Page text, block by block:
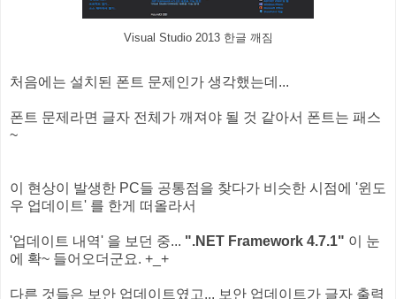
Visual Studio 2013 한글 깨짐
처음에는 설치된 폰트 문제인가 생각했는데...
폰트 문제라면 글자 전체가 깨져야 될 것 같아서 폰트는 패스
~
이 현상이 발생한 PC들 공통점을 찾다가 비슷한 시점에 '윈도
우 업데이트' 를 한게 떠올라서
'업데이트 내역' 을 보던 중... ".NET Framework 4.7.1" 이 눈
에 확~ 들어오더군요. +_+
다른 것들은 보안 업데이트였고... 보안 업데이트가 글자 출력